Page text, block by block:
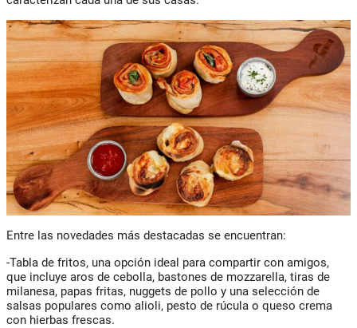
Entre las novedades más destacadas se encuentran:
-Tabla de fritos, una opción ideal para compartir con amigos,
que incluye aros de cebolla, bastones de mozzarella, tiras de
milanesa, papas fritas, nuggets de pollo y una selección de
salsas populares como alioli, pesto de rúcula o queso crema
con hierbas frescas.